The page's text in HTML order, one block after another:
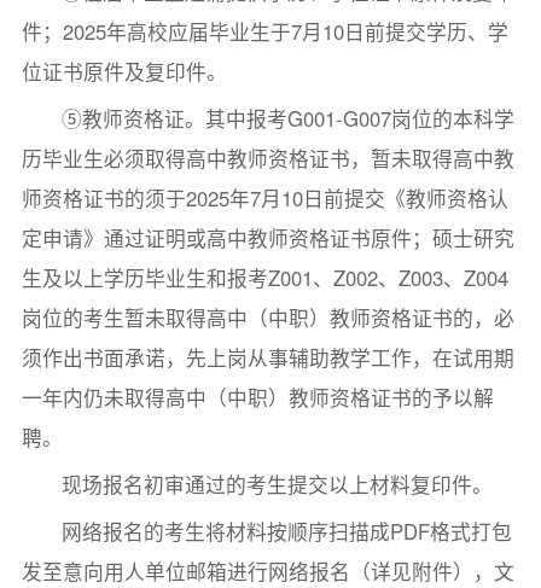
件；2025年高校应届毕业生于7月10日前提交学历、学
位证书原件及复印件。
⑤教师资格证。其中报考G001-G007岗位的本科学
历毕业生必须取得高中教师资格证书，暂未取得高中教
师资格证书的须于2025年7月10日前提交《教师资格认
定申请》通过证明或高中教师资格证书原件；硕士研究
生及以上学历毕业生和报考Z001、Z002、Z003、Z004
岗位的考生暂未取得高中（中职）教师资格证书的，必
须作出书面承诺，先上岗从事辅助教学工作，在试用期
一年内仍未取得高中（中职）教师资格证书的予以解
聘。
现场报名初审通过的考生提交以上材料复印件。
网络报名的考生将材料按顺序扫描成PDF格式打包
发至意向用人单位邮箱进行网络报名（详见附件），文